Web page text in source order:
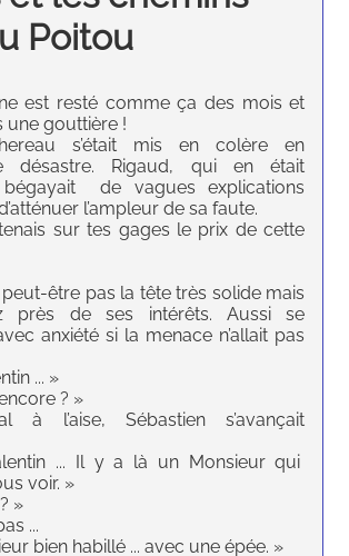
Poitou
est resté comme ça des mois et
une gouttière !
s’était mis en colère en
désastre. Rigaud, qui en était
bégayait de vagues explications
l’ampleur de sa faute.
sur tes gages le prix de cette
peut-être pas la tête très solide mais
près de ses intérêts. Aussi se
anxiété si la menace n’allait pas
... »
? »
l’aise, Sébastien s’avançait
... Il y a là un Monsieur qui
voir. »
»
...
bien habillé ... avec une épée. »